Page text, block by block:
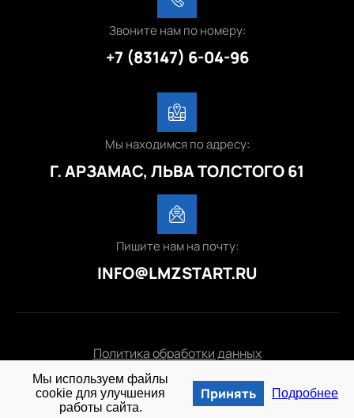
+7 (83147) 6-04-96
Звоните нам по номеру:
Г. АРЗАМАС, ЛЬВА ТОЛСТОГО 61
Мы находимся по адресу:
INFO@LMZSTART.RU
Пишите нам на почту:
Политика обработки данных
© 2025 lmzstart.ru
Мы используем файлы
cookie для улучшения
работы сайта.
Принять Подробнее